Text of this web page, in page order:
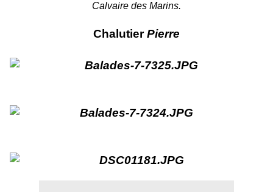
Calvaire des Marins.
ChalutierPierre